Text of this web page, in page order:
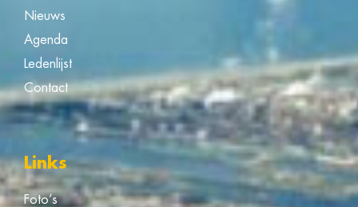
Nieuws
Agenda
Ledenlijst
Contact
Links
Foto’s